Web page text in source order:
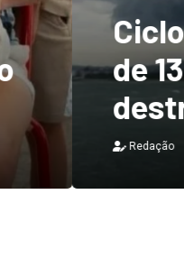
tem
h e deixa
no Brasil
de 2026